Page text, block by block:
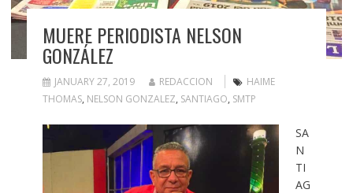
MUERE PERIODISTA NELSON
GONZÁLEZ
JANUARY 27, 2019 REDACCION
HAIME
THOMAS, NELSON GONZALEZ, SANTIAGO, SMTP
SA
N
TI
AG